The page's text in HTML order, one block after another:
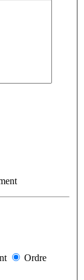
Ordre